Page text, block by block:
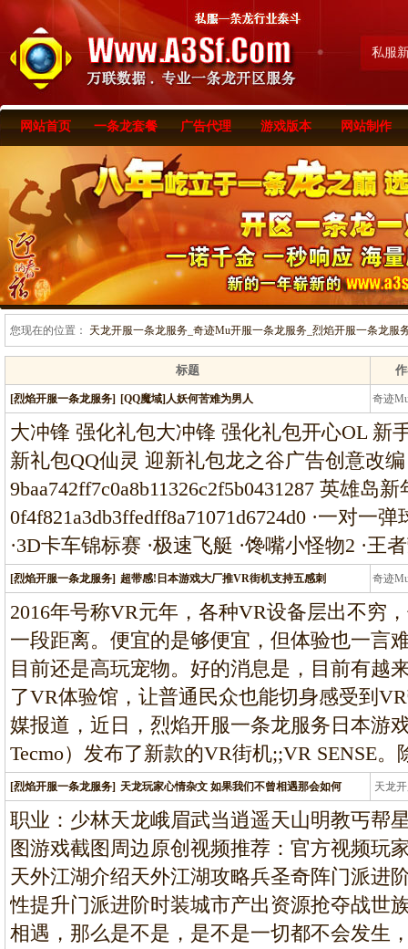
私服
网站首页 一条龙套餐 广告代理 游戏版本 网站制作
您现在的位置： 天龙开服一条龙服务_奇迹Mu开服一条龙服务_烈焰开服一条龙服
标题
[烈焰开服一条龙服务] [QQ魔域]人妖何苦难为男人 奇迹
条
大冲锋 强化礼包大冲锋 强化礼包开心OL 新
新礼包QQ仙灵 迎新礼包龙之谷广告创
9baa742ff7c0a8b11326c2f5b0431287 英
0f4f821a3db3ffedff8a71071d6724d0 ·一对一
·3D卡车锦标赛 ·极速飞艇 ·馋嘴小怪物2 ·王
[烈焰开服一条龙服务] 超带感!日本游戏大厂推VR街机支持五感刺 奇迹
条
2016年号称VR元年，各种VR设备层出不穷
一段距离。便宜的是够便宜，但体验也一言
目前还是高玩宠物。好的消息是，目前有越
了VR体验馆，让普通民众也能切身感受到
媒报道，近日，烈焰开服一条龙服务日本游
Tecmo）发布了新款的VR街机;;VR SENSE。
[烈焰开服一条龙服务] 天龙玩家心情杂文 如果我们不曾相遇那会如何 天龙
龙
职业：少林天龙峨眉武当逍遥天山明教丐帮
图游戏截图周边原创视频推荐：官方视频玩
天外江湖介绍天外江湖攻略兵圣奇阵门派进
性提升门派进阶时装城市产出资源抢夺战世
相遇，那么是不是，是不是一切都不会发生